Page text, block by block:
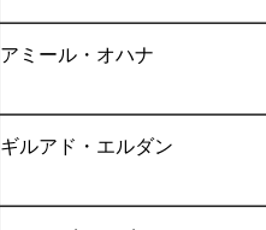
アミール・オハナ
ギルアド・エルダン